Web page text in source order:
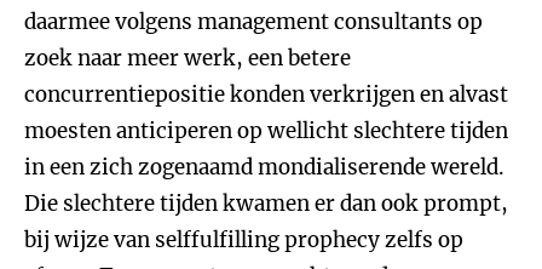
daarmee volgens management consultants op
zoek naar meer werk, een betere
concurrentiepositie konden verkrijgen en alvast
moesten anticiperen op wellicht slechtere tijden
in een zich zogenaamd mondialiserende wereld.
Die slechtere tijden kwamen er dan ook prompt,
bij wijze van selffulfilling prophecy zelfs op